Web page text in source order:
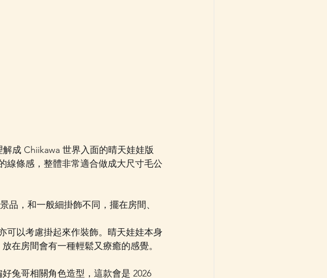
成 Chiikawa 世界入面的晴天娃娃版
線條感，整體非常適合做成大尺寸毛公
品，和一般細掛飾不同，擺在房間、
可以考慮掛起來作裝飾。晴天娃娃本身
在房間會有一種輕鬆又療癒的感覺。
兔哥相關角色造型，這款會是 2026